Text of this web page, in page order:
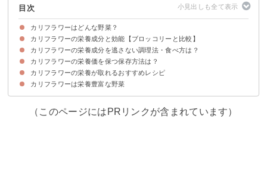
目次
カリフラワーはどんな野菜？
カリフラワーの旬
新鮮なカリフラワーの選び方
カリフラワーの栄養成分と効能【ブロッコリーと比較】
①カリウム
②ビタミンC
③食物繊維
④βカロテン
カリフラワーの栄養成分を逃さない調理法・食べ方は？
茹でずに蒸す
カリフラワーの栄養価を保つ保存方法は？
カリフラワーを冷蔵保存する方法・期間
カリフラワーを冷凍保存する方法・期間
カリフラワーの栄養が取れるおすすめレシピ
①カリフラワーとベーコンの炒め物
②カリフラワーのスープ
③オートミールのカリフラワーのパン
カリフラワーは栄養豊富な野菜
（このページにはPRリンクが含まれています）